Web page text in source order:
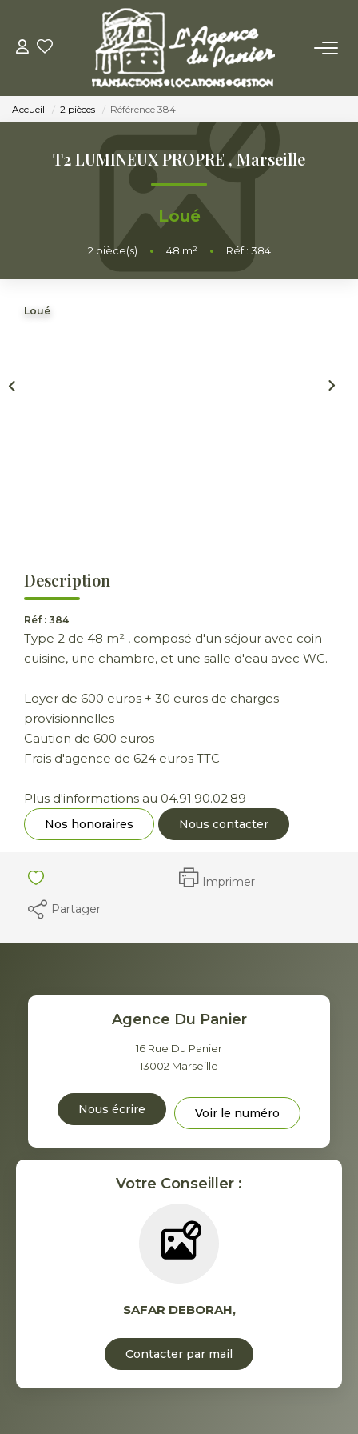
ACHETER
Acheter
Nos Conseils Pour Acquérir
LOUER
Nos Conseils Aux Locataires
Accueil 2 pièces Référence 384
T2 LUMINEUX PROPRE ,Marseille
Loué
2 pièce(s) • 48 m² • Réf : 384
Loué
Description
Réf : 384
Type 2 de 48 m² , composé d'un séjour avec coin
cuisine, une chambre, et une salle d'eau avec WC.
Loyer de 600 euros + 30 euros de charges
provisionnelles
Caution de 600 euros
Frais d'agence de 624 euros TTC
Plus d'informations au 04.91.90.02.89
Nos honoraires Nous contacter
Imprimer
Partager
Agence Du Panier
16 Rue Du Panier
13002 Marseille
Nous écrire Voir le numéro
Votre Conseiller :
SAFAR DEBORAH,
Contacter par mail